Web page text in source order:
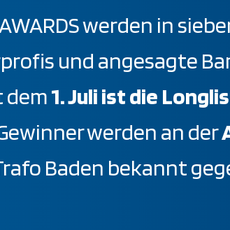
werden in
und angesagte
dem1. Juli ist die
werden an der
Baden bekannt